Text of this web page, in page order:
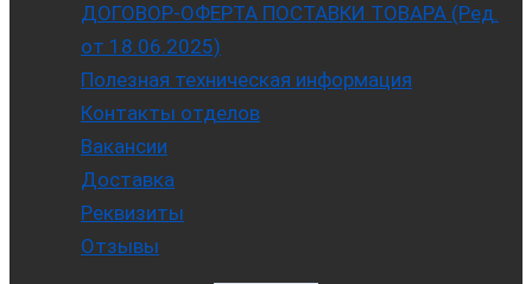
ДОГОВОР-ОФЕРТА ПОСТАВКИ ТОВАРА (Ред.
от 18.06.2025)
Полезная техническая информация
Контакты отделов
Вакансии
Доставка
Реквизиты
Отзывы